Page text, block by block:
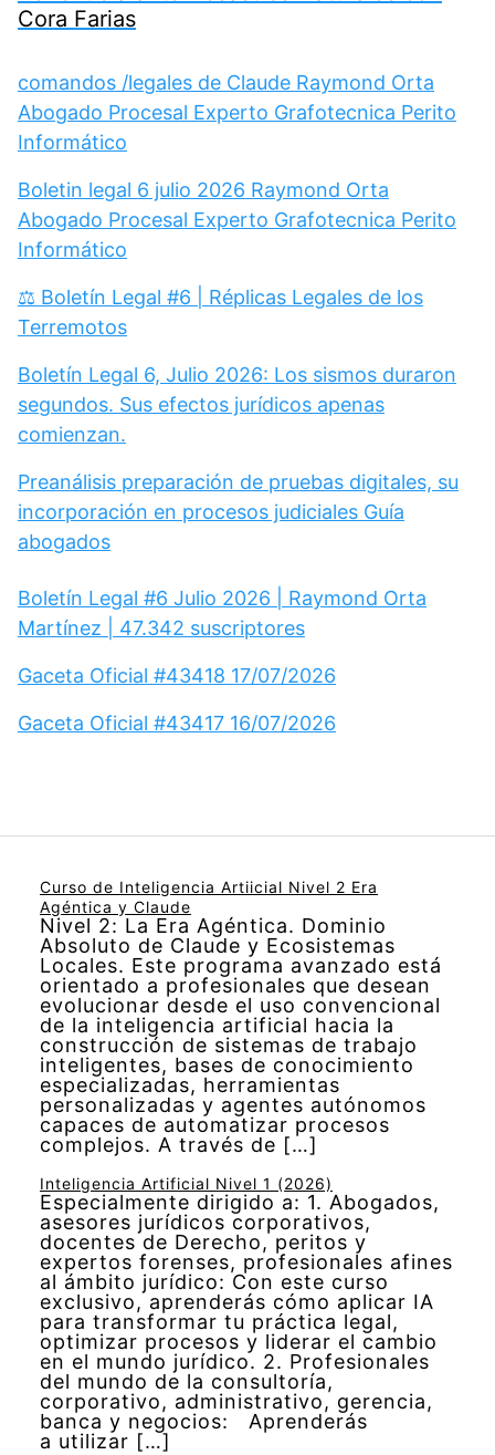
Cora Farias
comandos /legales de Claude Raymond Orta
Abogado Procesal Experto Grafotecnica Perito
Informático
Boletin legal 6 julio 2026 Raymond Orta
Abogado Procesal Experto Grafotecnica Perito
Informático
⚖️ Boletín Legal #6 | Réplicas Legales de los
Terremotos
Boletín Legal 6, Julio 2026: Los sismos duraron
segundos. Sus efectos jurídicos apenas
comienzan.
Preanálisis preparación de pruebas digitales, su
incorporación en procesos judiciales Guía
abogados
Boletín Legal #6 Julio 2026 | Raymond Orta
Martínez | 47.342 suscriptores
Gaceta Oficial #43418 17/07/2026
Gaceta Oficial #43417 16/07/2026
Curso de Inteligencia Artiicial Nivel 2 Era
Agéntica y Claude
Nivel 2: La Era Agéntica. Dominio
Absoluto de Claude y Ecosistemas
Locales. Este programa avanzado está
orientado a profesionales que desean
evolucionar desde el uso convencional
de la inteligencia artificial hacia la
construcción de sistemas de trabajo
inteligentes, bases de conocimiento
especializadas, herramientas
personalizadas y agentes autónomos
capaces de automatizar procesos
complejos. A través de […]
Inteligencia Artificial Nivel 1 (2026)
Especialmente dirigido a: 1. Abogados,
asesores jurídicos corporativos,
docentes de Derecho, peritos y
expertos forenses, profesionales afines
al ámbito jurídico: Con este curso
exclusivo, aprenderás cómo aplicar IA
para transformar tu práctica legal,
optimizar procesos y liderar el cambio
en el mundo jurídico. 2. Profesionales
del mundo de la consultoría,
corporativo, administrativo, gerencia,
banca y negocios: Aprenderás
a utilizar […]